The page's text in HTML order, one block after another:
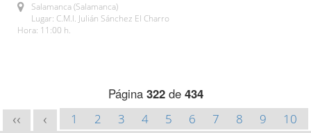
Salamanca (Salamanca)
Lugar: C.M.I. Julián Sánchez El Charro
Hora: 11:00 h.
Página 322de 434
<< < 1 2 3 4 5 6 7 8 9
10